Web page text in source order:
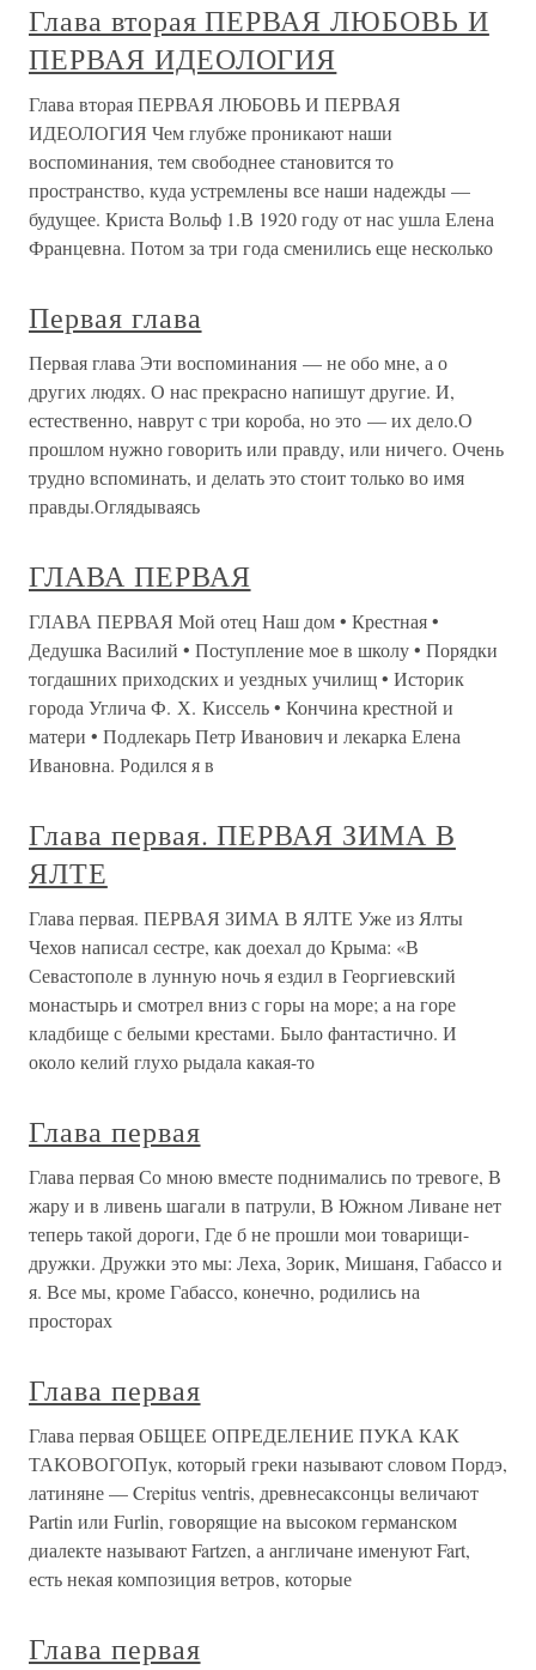
Глава вторая ПЕРВАЯ ЛЮБОВЬ И
ПЕРВАЯ ИДЕОЛОГИЯ
Глава вторая ПЕРВАЯ ЛЮБОВЬ И ПЕРВАЯ
ИДЕОЛОГИЯ Чем глубже проникают наши
воспоминания, тем свободнее становится то
пространство, куда устремлены все наши надежды —
будущее. Криста Вольф 1.В 1920 году от нас ушла Елена
Францевна. Потом за три года сменились еще несколько
Первая глава
Первая глава Эти воспоминания — не обо мне, а о
других людях. О нас прекрасно напишут другие. И,
естественно, наврут с три короба, но это — их дело.О
прошлом нужно говорить или правду, или ничего. Очень
трудно вспоминать, и делать это стоит только во имя
правды.Оглядываясь
ГЛАВА ПЕРВАЯ
ГЛАВА ПЕРВАЯ Мой отец Наш дом • Крестная •
Дедушка Василий • Поступление мое в школу • Порядки
тогдашних приходских и уездных училищ • Историк
города Углича Ф. Х. Киссель • Кончина крестной и
матери • Подлекарь Петр Иванович и лекарка Елена
Ивановна. Родился я в
Глава первая. ПЕРВАЯ ЗИМА В
ЯЛТЕ
Глава первая. ПЕРВАЯ ЗИМА В ЯЛТЕ Уже из Ялты
Чехов написал сестре, как доехал до Крыма: «В
Севастополе в лунную ночь я ездил в Георгиевский
монастырь и смотрел вниз с горы на море; а на горе
кладбище с белыми крестами. Было фантастично. И
около келий глухо рыдала какая-то
Глава первая
Глава первая Со мною вместе поднимались по тревоге, В
жару и в ливень шагали в патрули, В Южном Ливане нет
теперь такой дороги, Где б не прошли мои товарищи-
дружки. Дружки это мы: Леха, Зорик, Мишаня, Габассо и
я. Все мы, кроме Габассо, конечно, родились на
просторах
Глава первая
Глава первая ОБЩЕЕ ОПРЕДЕЛЕНИЕ ПУКА КАК
ТАКОВОГОПук, который греки называют словом Пордэ,
латиняне — Crepitus ventris, древнесаксонцы величают
Partin или Furlin, говорящие на высоком германском
диалекте называют Fartzen, а англичане именуют Fart,
есть некая композиция ветров, которые
Глава первая